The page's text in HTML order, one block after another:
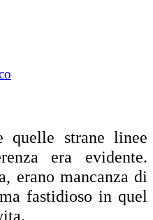
strane linee
era evidente.
erano mancanza di
fastidioso in quel